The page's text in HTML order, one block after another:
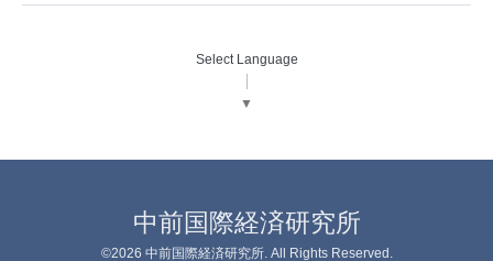
Select Language
▼
中前国際経済研究所
©2026 中前国際経済研究所. All Rights Reserved.